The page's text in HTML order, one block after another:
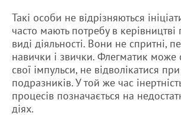
Такі особи не відрізняються
часто мають потребу в
виді діяльності. Вони не спритні,
навички і звички. Флегматик може
свої імпульси, не відволікатися
подразників. У той же час
процесів позначається на
діях.